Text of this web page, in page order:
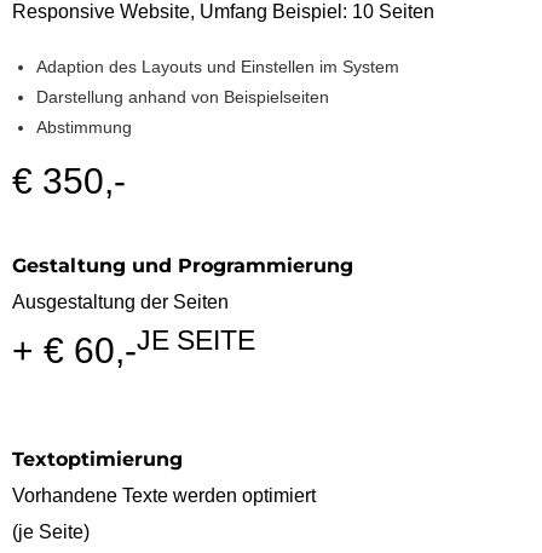
Responsive Website, Umfang Beispiel: 10 Seiten
Adaption des Layouts und Einstellen im System
Darstellung anhand von Beispielseiten
Abstimmung
€ 350,-
Gestaltung und Programmierung
Ausgestaltung der Seiten
+ € 60,-JE SEITE
Textoptimierung
Vorhandene Texte werden optimiert
(je Seite)